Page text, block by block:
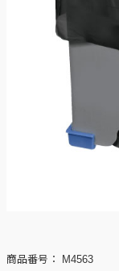
商品番号： M4563